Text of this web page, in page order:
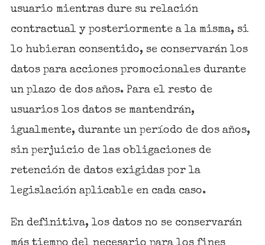
usuario mientras dure su relación
contractual y posteriormente a la misma, si
lo hubieran consentido, se conservarán los
datos para acciones promocionales durante
un plazo de dos años. Para el resto de
usuarios los datos se mantendrán,
igualmente, durante un período de dos años,
sin perjuicio de las obligaciones de
retención de datos exigidas por la
legislación aplicable en cada caso.
En definitiva, los datos no se conservarán